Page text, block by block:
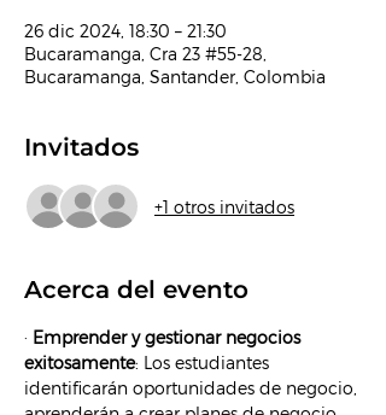
26 dic 2024, 18:30 – 21:30
Bucaramanga, Cra 23 #55-28,
Bucaramanga, Santander, Colombia
Invitados
+1 otros invitados
Acerca del evento
· Emprender y gestionar negocios
exitosamente: Los estudiantes
identificarán oportunidades de negocio,